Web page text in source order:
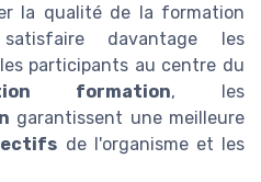
la qualité de la formation
davantage les
participants au centre du
formation, les
garantissent une meilleure
de l'organisme et les